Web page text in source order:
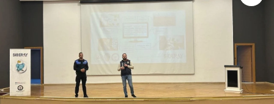
Resmi İlan
Sağlık & Yaşam